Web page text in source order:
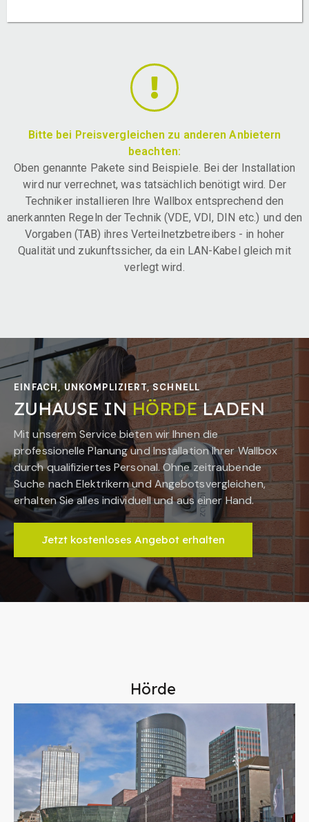
Bitte bei Preisvergleichen zu anderen Anbietern
beachten:
Oben genannte Pakete sind Beispiele. Bei der Installation
wird nur verrechnet, was tatsächlich benötigt wird. Der
Techniker installieren Ihre Wallbox entsprechend den
anerkannten Regeln der Technik (VDE, VDI, DIN etc.) und den
Vorgaben (TAB) ihres Verteilnetzbetreibers - in hoher
Qualität und zukunftssicher, da ein LAN-Kabel gleich mit
verlegt wird.
EINFACH, UNKOMPLIZIERT, SCHNELL
ZUHAUSE INHÖRDELADEN
Mit unserem Service bieten wir Ihnen die
professionelle Planung und Installation Ihrer Wallbox
durch qualifiziertes Personal. Ohne zeitraubende
Suche nach Elektrikern und Angebotsvergleichen,
erhalten Sie alles individuell und aus einer Hand.
Jetzt kostenloses Angebot erhalten
Hörde